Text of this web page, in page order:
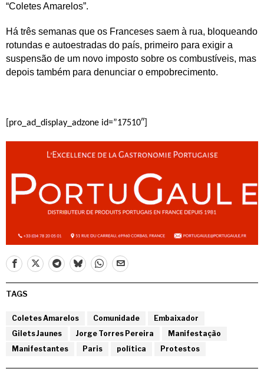
“Coletes Amarelos”.
Há três semanas que os Franceses saem à rua, bloqueando
rotundas e autoestradas do país, primeiro para exigir a
suspensão de um novo imposto sobre os combustíveis, mas
depois também para denunciar o empobrecimento.
[pro_ad_display_adzone id=”17510″]
TAGS
Coletes Amarelos Comunidade
Embaixador
Gilets Jaunes
Jorge Torres Pereira
Manifestação
Manifestantes
Paris política Protestos